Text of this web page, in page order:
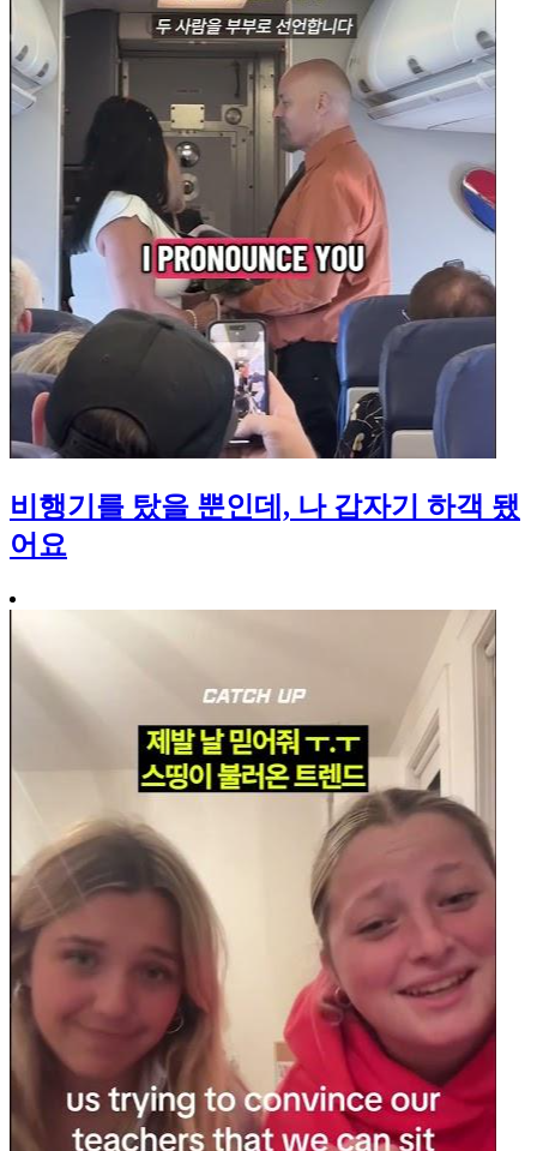
비행기를 탔을 뿐인데, 나 갑자기 하객 됐
어요